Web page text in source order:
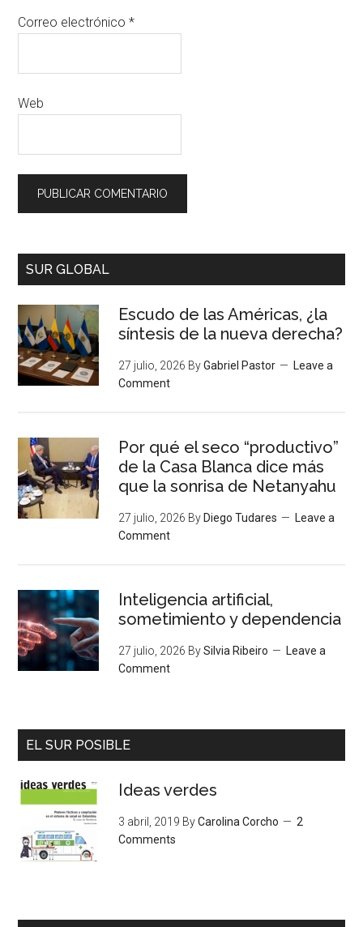
Correo electrónico*
Web
SUR GLOBAL
Escudo de las Américas, ¿la
síntesis de la nueva derecha?
27 julio, 2026 ByGabriel Pastor
Leave a
Comment
Por qué el seco “productivo”
de la Casa Blanca dice más
que la sonrisa de Netanyahu
27 julio, 2026 By Diego Tudares
Leave a
Comment
Inteligencia artificial,
sometimiento y dependencia
27 julio, 2026 BySilvia Ribeiro
Leave a
Comment
EL SUR POSIBLE
Ideas verdes
3 abril, 2019 ByCarolina Corcho
2
Comments